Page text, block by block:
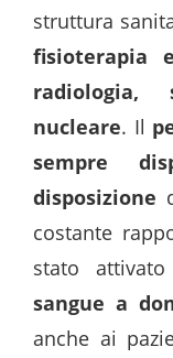
struttura
fisioterapia
radiologia,
nucleare. Il
sempre
disposizione
costante
stato
sangue a
anche ai